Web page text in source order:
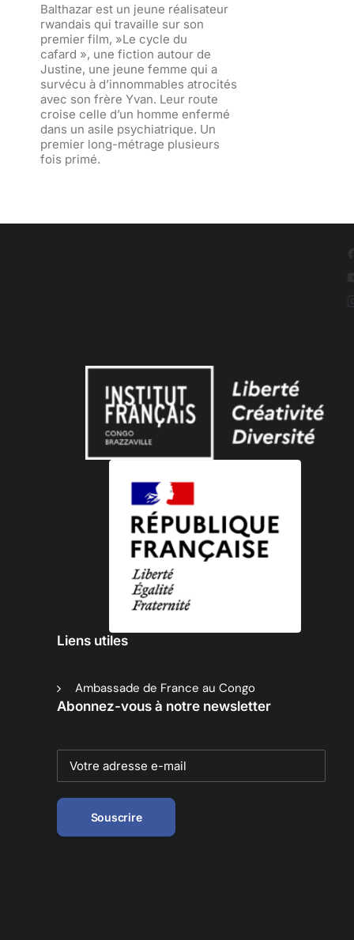
Balthazar est un jeune réalisateur
rwandais qui travaille sur son
premier film, »Le cycle du
cafard », une fiction autour de
Justine, une jeune femme qui a
survécu à d’innommables atrocités
avec son frère Yvan. Leur route
croise celle d’un homme enfermé
dans un asile psychiatrique. Un
premier long-métrage plusieurs
fois primé.
Liens utiles
Ambassade de France au Congo
Abonnez-vous à notre newsletter